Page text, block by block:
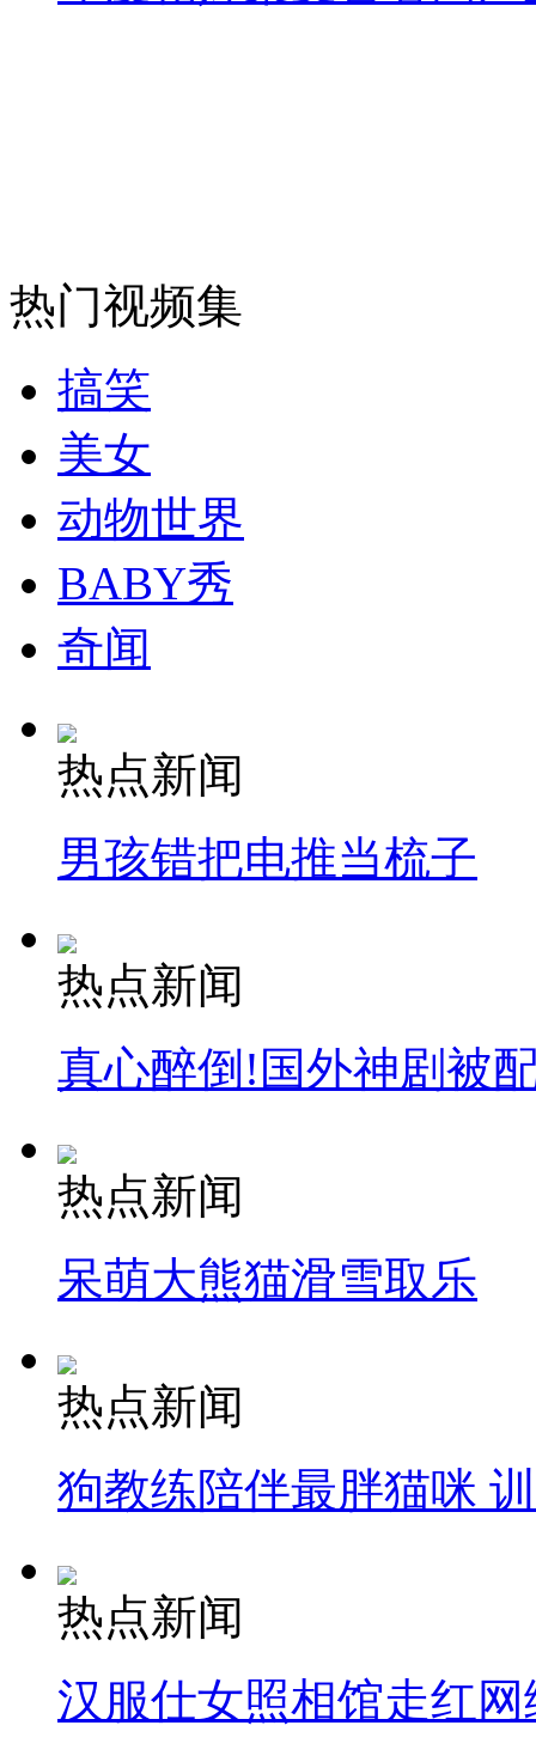
纽约上演“枕头大战”
司机酒驾遇交警 急速倒车逃窜
热门视频集
搞笑
美女
动物世界
BABY秀
奇闻
热点新闻
男孩错把电推当梳子
热点新闻
真心醉倒!国外神剧被
热点新闻
呆萌大熊猫滑雪取乐
热点新闻
狗教练陪伴最胖猫咪
热点新闻
汉服仕女照相馆走红网